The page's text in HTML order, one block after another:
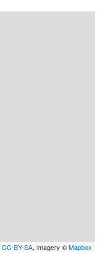
CC-BY-SA, Imagery ©Mapbox